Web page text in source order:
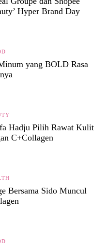
Hyper Brand Day
yang BOLD Rasa
Hadju Pilih Rawat Kulit
C+Collagen
Bersama Sido Muncul